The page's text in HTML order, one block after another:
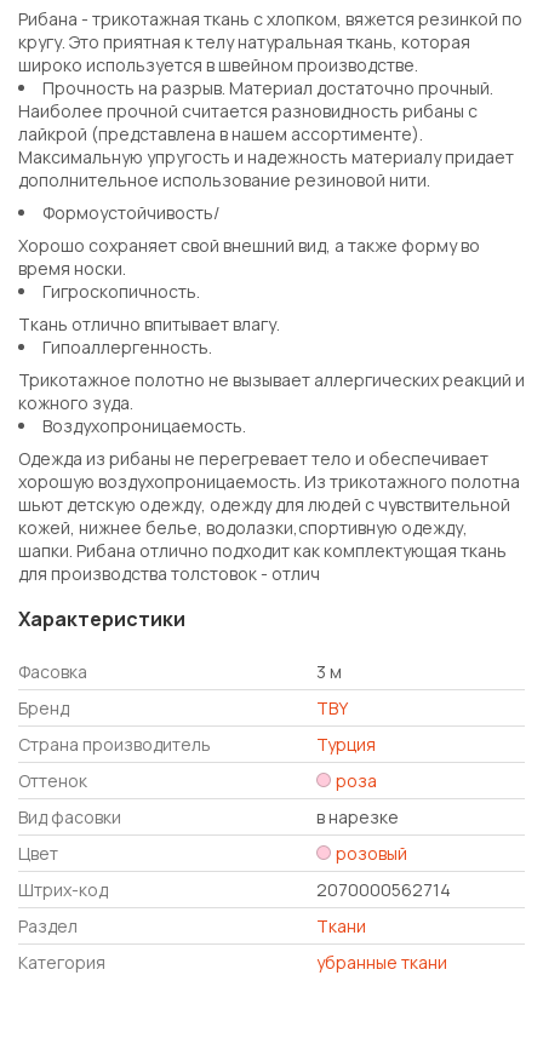
Рибана - трикотажная ткань с хлопком, вяжется резинкой по
кругу. Это приятная к телу натуральная ткань, которая
широко используется в швейном производстве.
Прочность на разрыв. Материал достаточно прочный.
Наиболее прочной считается разновидность рибаны с
лайкрой (представлена в нашем ассортименте).
Максимальную упругость и надежность материалу придает
дополнительное использование резиновой нити.
Формоустойчивость/
Хорошо сохраняет свой внешний вид, а также форму во
время носки.
Гигроскопичность.
Ткань отлично впитывает влагу.
Гипоаллергенность.
Трикотажное полотно не вызывает аллергических реакций и
кожного зуда.
Воздухопроницаемость.
Одежда из рибаны не перегревает тело и обеспечивает
хорошую воздухопроницаемость. Из трикотажного полотна
шьют детскую одежду, одежду для людей с чувствительной
кожей, нижнее белье, водолазки,спортивную одежду,
шапки. Рибана отлично подходит как комплектующая ткань
для производства толстовок - отлич
Характеристики
Фасовка
3 м
Бренд
TBY
Страна производитель
Турция
Оттенок
роза
Вид фасовки
в нарезке
Цвет
розовый
Штрих-код
2070000562714
Раздел
Ткани
Категория
убранные ткани